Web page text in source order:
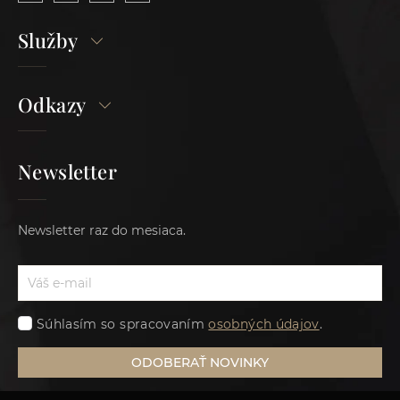
Služby
Odkazy
Newsletter
Newsletter raz do mesiaca.
Súhlasím so spracovanímosobných údajov.
ODOBERAŤ NOVINKY